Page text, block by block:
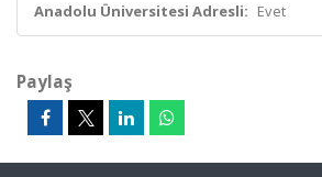
Anadolu Üniversitesi Adresli: Evet
Paylaş